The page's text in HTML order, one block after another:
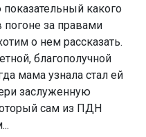
показательный какого
погоне за правами
о нем рассказать.
благополучной
мама узнала стал ей
заслуженную
сам из ПДН